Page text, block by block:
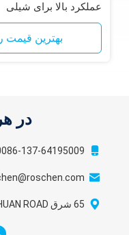
عملکرد بالا برای شیلی
بهترین قیمت
در
137-64195009
65 شرق XINHUAN ROAD، شانگهای، چین